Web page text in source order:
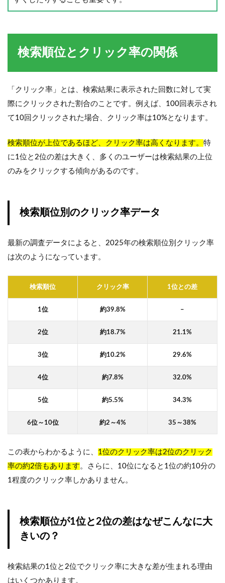
検索順位とクリック率の関係
「クリック率」とは、検索結果に表示された回数に対して実
際にクリックされた割合のことです。例えば、100回表示され
て10回クリックされた場合、クリック率は10%となります。
検索順位が上位であるほど、クリック率は高くなります。 特
に1位と2位の差は大きく、多くのユーザーは検索結果の上位
のみをクリックする傾向があるのです。
検索順位別のクリック率データ
最新の調査データによると、2025年の検索順位別クリック率
は次のようになっています。
検索順位 クリック率 1位との差
1位 約39.8% –
2位 約18.7% 21.1%
3位 約10.2% 29.6%
4位 約7.8% 32.0%
5位 約5.5% 34.3%
6位～10位 約2～4% 35～38%
この表からわかるように、 1位のクリック率は2位のクリック
率の約2倍もあります 。さらに、10位になると1位の約10分の
1程度のクリック率しかありません。
検索順位が1位と2位の差はなぜこんなに大
きいの？
検索結果の1位と2位でクリック率に大きな差が生まれる理由
はいくつかあります。